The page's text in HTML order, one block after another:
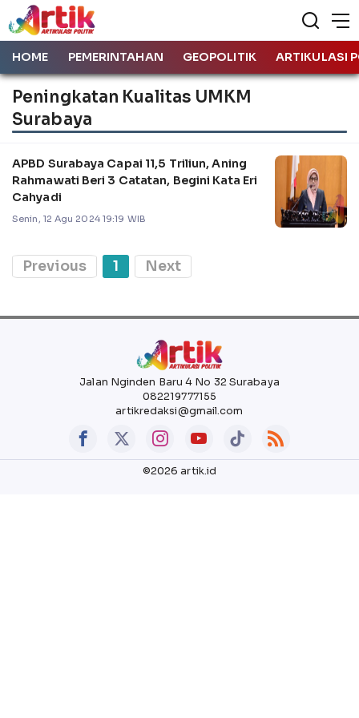
HOME PEMERINTAHAN GEOPOLITIK ARTIKULASI
Peningkatan Kualitas UMKM
Surabaya
APBD Surabaya Capai 11,5 Triliun, Aning
Rahmawati Beri 3 Catatan, Begini Kata Eri
Cahyadi
Senin, 12 Agu 2024 19:19 WIB
Previous 1 Next
Jalan Nginden Baru 4 No 32 Surabaya
082219777155
artikredaksi@gmail.com
©2026 artik.id